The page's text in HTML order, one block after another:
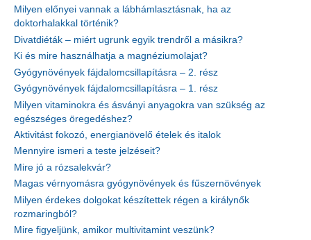
Milyen előnyei vannak a lábhámlasztásnak, ha az
doktorhalakkal történik?
Divatdiéták – miért ugrunk egyik trendről a másikra?
Ki és mire használhatja a magnéziumolajat?
Gyógynövények fájdalomcsillapításra – 2. rész
Gyógynövények fájdalomcsillapításra – 1. rész
Milyen vitaminokra és ásványi anyagokra van szükség az
egészséges öregedéshez?
Aktivitást fokozó, energianövelő ételek és italok
Mennyire ismeri a teste jelzéseit?
Mire jó a rózsalekvár?
Magas vérnyomásra gyógynövények és fűszernövények
Milyen érdekes dolgokat készítettek régen a királynők
rozmaringból?
Mire figyeljünk, amikor multivitamint veszünk?